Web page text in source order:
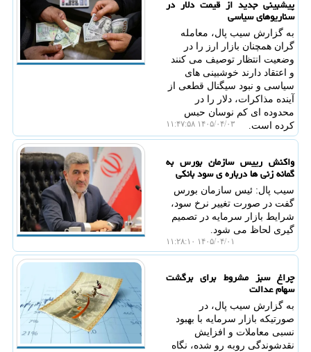
پیشبینی جدید از قیمت دلار در
سناریوهای سیاسی
به گزارش سیب پال، معامله
گران همچنان بازار ارز را در
وضعیت انتظار توصیف می کنند
و اعتقاد دارند خوشبینی های
سیاسی و نبود سیگنال قطعی از
آینده مذاکرات، دلار را در
محدوده ای کم نوسان حبس
کرده است.
۱۴۰۵/۰۴/۰۳ ۱۱:۴۷:۵۸
واکنش رییس سازمان بورس به
گمانه زنی ها درباره ی سود بانکی
سیب پال: ئیس سازمان بورس
گفت در صورت تغییر نرخ سود،
شرایط بازار سرمایه در تصمیم
گیری لحاظ می شود.
۱۴۰۵/۰۴/۰۱ ۱۱:۲۸:۱۰
چراغ سبز مشروط برای برگشت
سهام عدالت
به گزارش سیب پال، در
صورتیکه بازار سرمایه با بهبود
نسبی معاملات و افزایش
نقدشوندگی روبه رو شده، نگاه